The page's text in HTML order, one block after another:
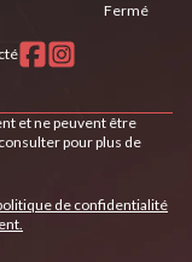
Fermé
et ne peuvent être
pour plus de
de confidentialité